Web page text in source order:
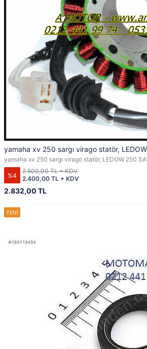
yamaha xv 250 sargı virago statör,
yamaha xv 250 sargı virago statör, LEDOW 250
%4
2.832,00 TL
2.400,00 TL + KDV
2.500,00 TL + KDV